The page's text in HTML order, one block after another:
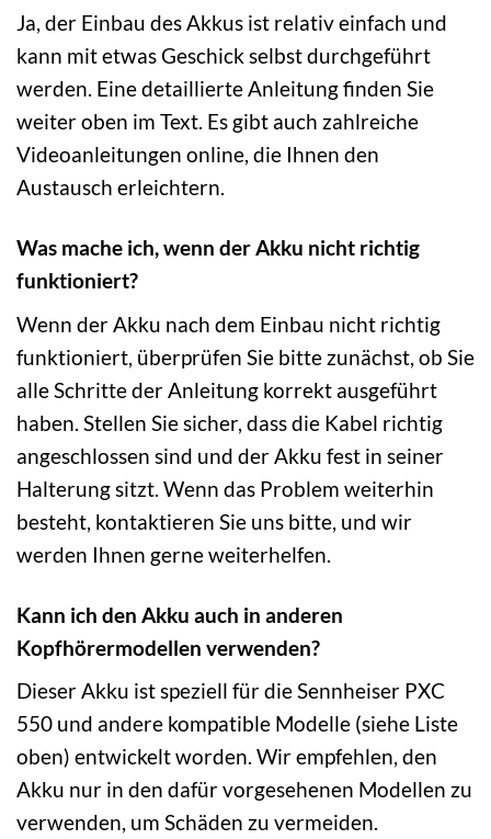
Ja, der Einbau des Akkus ist relativ einfach und
kann mit etwas Geschick selbst durchgeführt
werden. Eine detaillierte Anleitung finden Sie
weiter oben im Text. Es gibt auch zahlreiche
Videoanleitungen online, die Ihnen den
Austausch erleichtern.
Was mache ich, wenn der Akku nicht richtig
funktioniert?
Wenn der Akku nach dem Einbau nicht richtig
funktioniert, überprüfen Sie bitte zunächst, ob Sie
alle Schritte der Anleitung korrekt ausgeführt
haben. Stellen Sie sicher, dass die Kabel richtig
angeschlossen sind und der Akku fest in seiner
Halterung sitzt. Wenn das Problem weiterhin
besteht, kontaktieren Sie uns bitte, und wir
werden Ihnen gerne weiterhelfen.
Kann ich den Akku auch in anderen
Kopfhörermodellen verwenden?
Dieser Akku ist speziell für die Sennheiser PXC
550 und andere kompatible Modelle (siehe Liste
oben) entwickelt worden. Wir empfehlen, den
Akku nur in den dafür vorgesehenen Modellen zu
verwenden, um Schäden zu vermeiden.